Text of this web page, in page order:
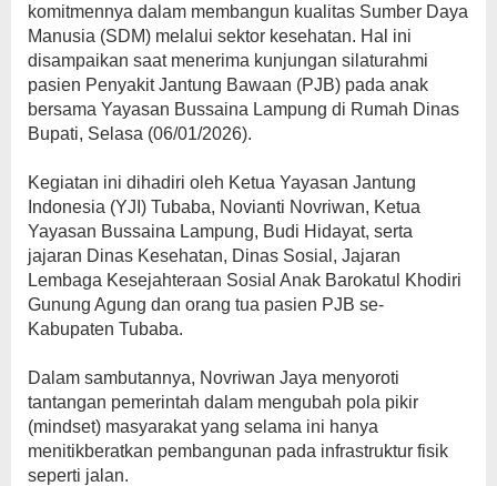
komitmennya dalam membangun kualitas Sumber Daya
Manusia (SDM) melalui sektor kesehatan. Hal ini
disampaikan saat menerima kunjungan silaturahmi
pasien Penyakit Jantung Bawaan (PJB) pada anak
bersama Yayasan Bussaina Lampung di Rumah Dinas
Bupati, Selasa (06/01/2026).
Kegiatan ini dihadiri oleh Ketua Yayasan Jantung
Indonesia (YJI) Tubaba, Novianti Novriwan, Ketua
Yayasan Bussaina Lampung, Budi Hidayat, serta
jajaran Dinas Kesehatan, Dinas Sosial, Jajaran
Lembaga Kesejahteraan Sosial Anak Barokatul Khodiri
Gunung Agung dan orang tua pasien PJB se-
Kabupaten Tubaba.
​Dalam sambutannya, Novriwan Jaya menyoroti
tantangan pemerintah dalam mengubah pola pikir
(mindset) masyarakat yang selama ini hanya
menitikberatkan pembangunan pada infrastruktur fisik
seperti jalan.